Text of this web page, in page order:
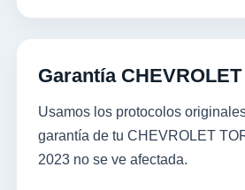
Garantía
Usamos los protocolos
garantía de tu CHEVROLET
2023 no se ve afectada.